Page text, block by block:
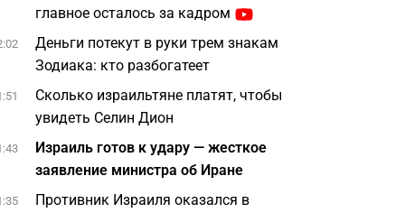
главное осталось за кадром
Деньги потекут в руки трем знакам
Зодиака: кто разбогатеет
Сколько израильтяне платят, чтобы
увидеть Селин Дион
Израиль готов к удару — жесткое
заявление министра об Иране
Противник Израиля оказался в